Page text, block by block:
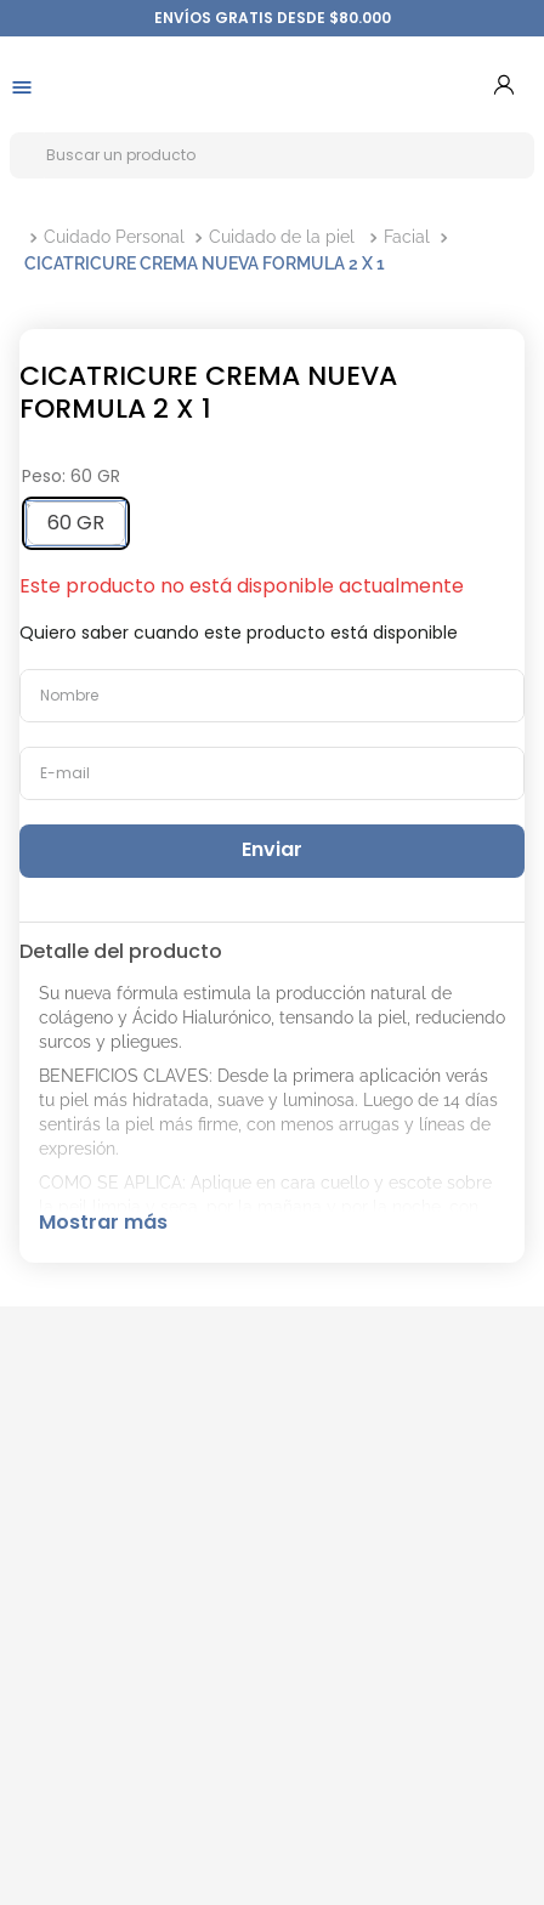
ENVÍOS GRATIS DESDE $80.000
Cuidado Personal Cuidado de la piel
Facial
CICATRICURE CREMA NUEVA FORMULA 2 X 1
CICATRICURE CREMA NUEVA
FORMULA 2 X 1
Peso: 60 GR
60 GR
Este producto no está disponible actualmente
Quiero saber cuando este producto está disponible
Enviar
Detalle del producto
Su nueva fórmula estimula la producción natural de
colágeno y Ácido Hialurónico, tensando la piel, reduciendo
surcos y pliegues.
BENEFICIOS CLAVES: Desde la primera aplicación verás
tu piel más hidratada, suave y luminosa. Luego de 14 días
sentirás la piel más firme, con menos arrugas y líneas de
expresión.
COMO SE APLICA: Aplique en cara cuello y escote sobre
movimientos ascendentes hasta que se absorba. Uso
Mostrar más